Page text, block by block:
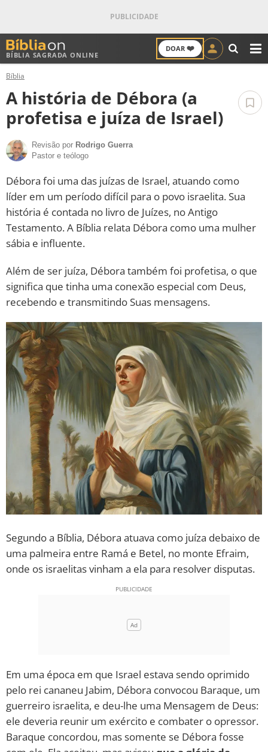
BÍBLIA SAGRADA ONLINE
DOAR ❤️
ANTIGO TESTAMENTO
NOVO TESTAMENTO
VERSÍCULOS
PALAVRA DO DIA
SALMO DO DIA
10 MANDAMENTOS
ESTUDOS BÍBLICOS
ESBOÇOS DE PREGAÇÃO
TEMAS
PERGUNTE À BÍBLIA IA
TERMO BÍBLICO JOGOS
QUEM SOMOS
LOJA BÍBLIAON
Bíblia
A história de Débora (a
profetisa e juíza de Israel)
Revisão por Rodrigo Guerra
Pastor e teólogo
Débora foi uma das juízas de Israel, atuando como
líder em um período difícil para o povo israelita. Sua
história é contada no livro de Juízes, no Antigo
Testamento. A Bíblia relata Débora como uma mulher
sábia e influente.
Além de ser juíza, Débora também foi profetisa, o que
significa que tinha uma conexão especial com Deus,
recebendo e transmitindo Suas mensagens.
Segundo a Bíblia, Débora atuava como juíza debaixo de
uma palmeira entre Ramá e Betel, no monte Efraim,
onde os israelitas vinham a ela para resolver disputas.
Em uma época em que Israel estava sendo oprimido
pelo rei cananeu Jabim, Débora convocou Baraque, um
guerreiro israelita, e deu-lhe uma Mensagem de Deus:
ele deveria reunir um exército e combater o opressor.
Baraque concordou, mas somente se Débora fosse